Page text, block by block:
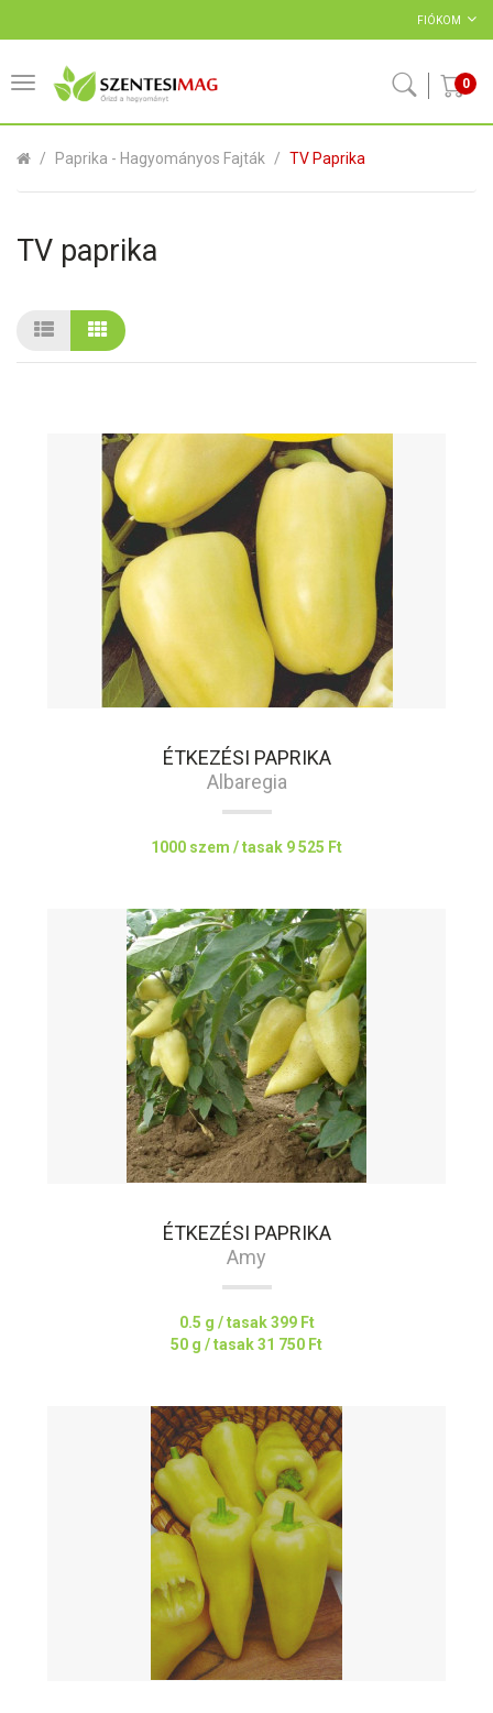
FIÓKOM
0
Paprika - Hagyományos Fajták TV Paprika
TV paprika
ÉTKEZÉSI PAPRIKA
Albaregia
1000 szem / tasak 9 525 Ft
ÉTKEZÉSI PAPRIKA
Amy
0.5 g / tasak399 Ft
50 g / tasak31 750 Ft